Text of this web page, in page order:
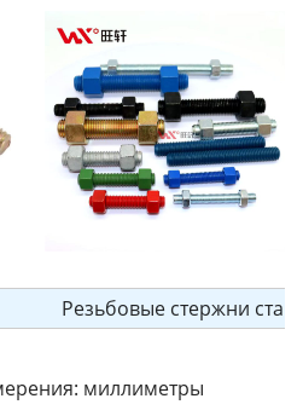
Резьбовые стержни
миллиметры